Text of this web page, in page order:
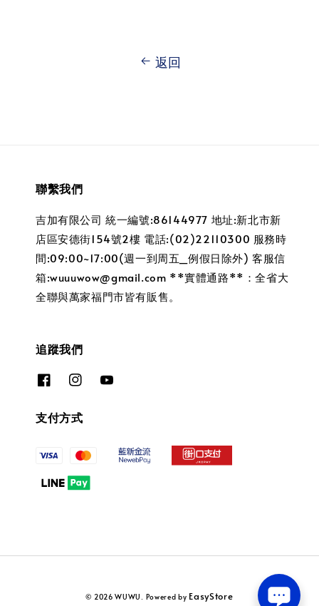
返回
聯繫我們
吉加有限公司 統一編號:86144977 地址:新北市新
店區安德街154號2樓 電話:(02)22110300 服務時
間:09:00~17:00(週一到周五_例假日除外) 客服信
箱:wuuuwow@gmail.com **實體通路**：全省大
全聯與萬家福門市皆有販售。
追蹤我們
支付方式
© 2026 WUWU. Powered by EasyStore